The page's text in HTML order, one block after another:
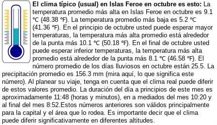
El clima típico (usual) en Islas Feroe en octubre es esto: La
temperatura promedio más alta en Islas Feroe en octubre es 9.1
℃ (48.38 ℉). La temperatura promedio más baja es 5.2 ℃
(41.36 ℉). En el principio de octubre usted puede esperar mayor
temperaturas, la temperatura más alta promedio está alrededor
de la punta más 10.1 ℃ (50.18 ℉). En el final de octubre usted
puede esperar inferior temperaturas, la temperatura más alta
promedio está alrededor de la punta más 8.1 ℃ (46.58 ℉). El
número promedio de los días lluviosos en octubre están 25.5. La
precipitación promedio es 156.3 mm (mira aquí, lo que significa este
número). Al planear su viaje, tenga en cuenta que el clima real puede diferir
de estos valores promedio. La duración del día a principios de este mes es
aproximadamente 11:48 (horas y minutos), en a mediados del mes 10:20 y
al final del mes 8:52.Estos números anteriores son válidos principalmente
para la capital y el área que lo rodea. Es importante decir que el clima
puede diferir significativamente en diferentes altitudes.